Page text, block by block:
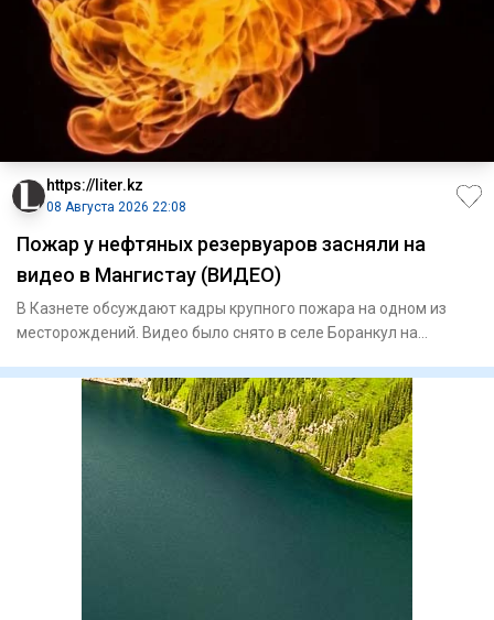
https://liter.kz
08 Августа 2026 22:08
Пожар у нефтяных резервуаров засняли на
видео в Мангистау (ВИДЕО)
В Казнете обсуждают кадры крупного пожара на одном из
месторождений. Видео было снято в селе Боранкул на